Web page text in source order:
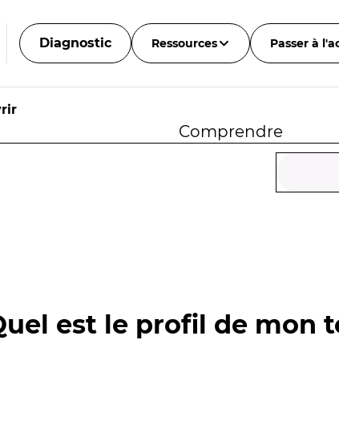
Diagnostic Ressources Passer à
Comprendre
est le profil de mon